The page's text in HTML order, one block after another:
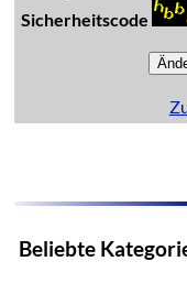
Sicherheitscode
Beliebte